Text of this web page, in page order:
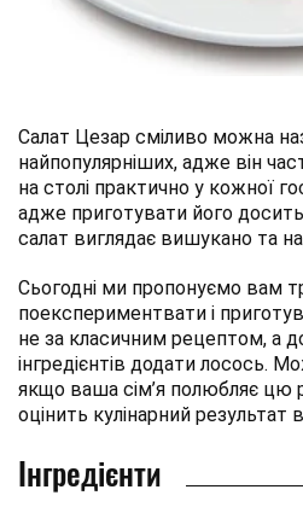
Салат Цезар сміливо можна
найпопулярніших, адже він
на столі практично у кожної
адже приготувати його
салат виглядає вишукано та
Сьогодні ми пропонуємо вам
поекспериментвати і
не за класичним рецептом, а
інгредієнтів додати лосось.
якщо ваша сім’я полюбляє цю
оцінить кулінарний результат
Інгредієнти